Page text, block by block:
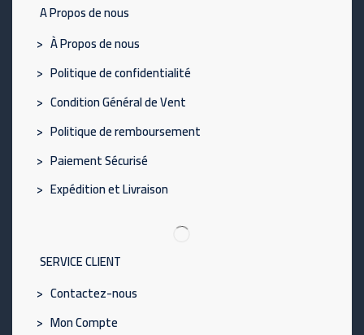
A Propos de nous
> À Propos de nous
> Politique de confidentialité
> Condition Général de Vent
> Politique de remboursement
> Paiement Sécurisé
> Expédition et Livraison
SERVICE CLIENT
> Contactez-nous
> Mon Compte